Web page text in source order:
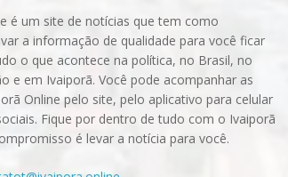
é um site de notícias que tem como
a informação de qualidade para você ficar
o que acontece na política, no Brasil, no
e em Ivaiporã. Você pode acompanhar as
Online pelo site, pelo aplicativo para celular
Fique por dentro de tudo com o Ivaiporã
é levar a notícia para você.